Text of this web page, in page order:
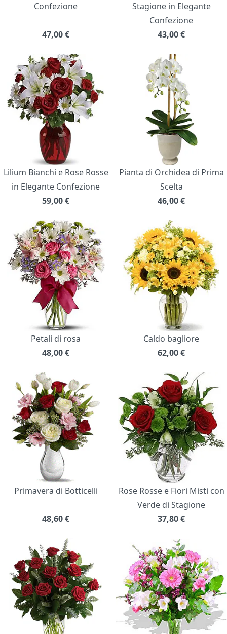
Confezione
47,00€
Stagione in Elegante
Confezione
43,00€
Lilium Bianchi e Rose Rosse
in Elegante Confezione
59,00€
Pianta di Orchidea di Prima
Scelta
46,00€
Petali di rosa
48,00€
Caldo bagliore
62,00€
Primavera di Botticelli
48,60€
Rose Rosse e Fiori Misti con
Verde di Stagione
37,80€